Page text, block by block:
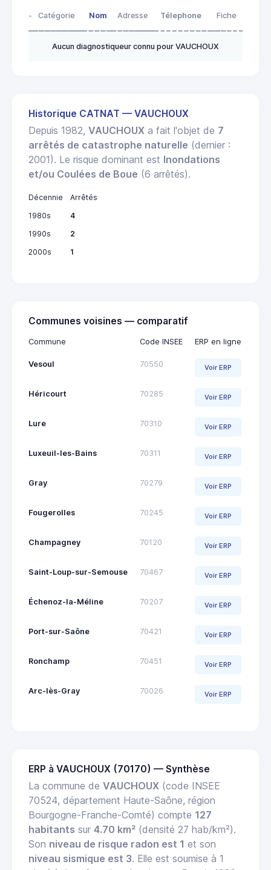
- Catégorie Nom Adresse Télephone Fiche
Aucun diagnostiqueur connu pour VAUCHOUX
Historique CATNAT — VAUCHOUX
Depuis 1982, VAUCHOUX a fait l'objet de 7
arrêtés de catastrophe naturelle (dernier :
2001). Le risque dominant est Inondations
et/ou Coulées de Boue (6 arrêtés).
Décennie
Arrêtés
1980s
4
1990s
2
2000s
1
Communes voisines — comparatif
Commune Code INSEE ERP en ligne
Vesoul 70550 Voir ERP
Héricourt 70285 Voir ERP
Lure 70310 Voir ERP
Luxeuil-les-Bains 70311 Voir ERP
Gray 70279 Voir ERP
Fougerolles 70245 Voir ERP
Champagney 70120 Voir ERP
Saint-Loup-sur-Semouse 70467 Voir ERP
Échenoz-la-Méline 70207 Voir ERP
Port-sur-Saône 70421 Voir ERP
Ronchamp 70451 Voir ERP
Arc-lès-Gray 70026 Voir ERP
ERP à VAUCHOUX (70170) — Synthèse
La commune de VAUCHOUX (code INSEE
70524, département Haute-Saône, région
Bourgogne-Franche-Comté) compte 127
habitants sur 4.70 km² (densité 27 hab/km²).
Son niveau de risque radon est 1 et son
niveau sismique est 3. Elle est soumise à 1